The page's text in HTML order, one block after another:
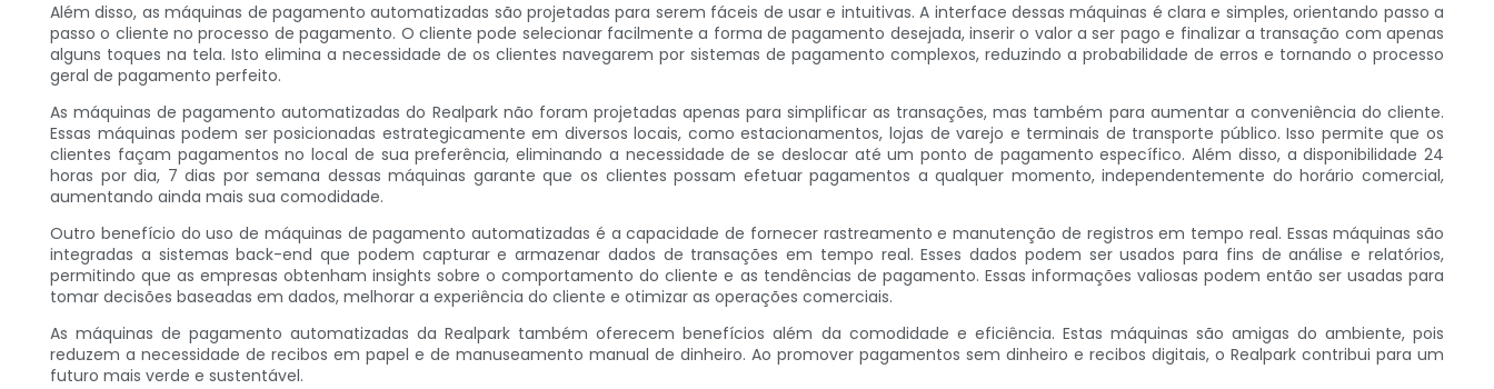
Além disso, as máquinas de pagamento automatizadas são projetadas para serem fáceis de usar e intuitivas. A interface dessas máquinas é clara e simples, orientando passo a
passo o cliente no processo de pagamento. O cliente pode selecionar facilmente a forma de pagamento desejada, inserir o valor a ser pago e finalizar a transação com apenas
alguns toques na tela. Isto elimina a necessidade de os clientes navegarem por sistemas de pagamento complexos, reduzindo a probabilidade de erros e tornando o processo
geral de pagamento perfeito.
As máquinas de pagamento automatizadas do Realpark não foram projetadas apenas para simplificar as transações, mas também para aumentar a conveniência do cliente.
Essas máquinas podem ser posicionadas estrategicamente em diversos locais, como estacionamentos, lojas de varejo e terminais de transporte público. Isso permite que os
clientes façam pagamentos no local de sua preferência, eliminando a necessidade de se deslocar até um ponto de pagamento específico. Além disso, a disponibilidade 24
horas por dia, 7 dias por semana dessas máquinas garante que os clientes possam efetuar pagamentos a qualquer momento, independentemente do horário comercial,
aumentando ainda mais sua comodidade.
Outro benefício do uso de máquinas de pagamento automatizadas é a capacidade de fornecer rastreamento e manutenção de registros em tempo real. Essas máquinas são
integradas a sistemas back-end que podem capturar e armazenar dados de transações em tempo real. Esses dados podem ser usados ​​para fins de análise e relatórios,
permitindo que as empresas obtenham insights sobre o comportamento do cliente e as tendências de pagamento. Essas informações valiosas podem então ser usadas para
tomar decisões baseadas em dados, melhorar a experiência do cliente e otimizar as operações comerciais.
As máquinas de pagamento automatizadas da Realpark também oferecem benefícios além da comodidade e eficiência. Estas máquinas são amigas do ambiente, pois
reduzem a necessidade de recibos em papel e de manuseamento manual de dinheiro. Ao promover pagamentos sem dinheiro e recibos digitais, o Realpark contribui para um
futuro mais verde e sustentável.